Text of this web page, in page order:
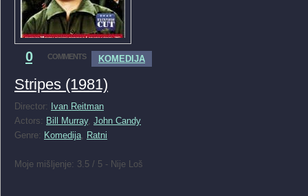
0 COMMENTS KOMEDIJA
Stripes (1981)
Director:
Ivan Reitman
Actors: Bill Murray, John Candy
Genre: Komedija, Ratni
Moje mišljenje: 3.5 / 5 - Nije Loš